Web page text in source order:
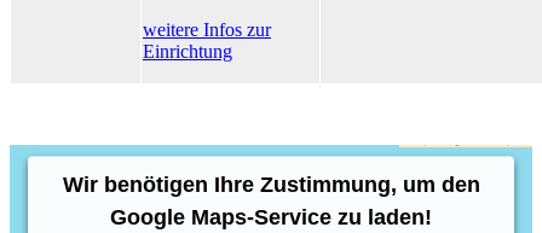
weitere Infos zur
Einrichtung
Wir benötigen Ihre Zustimmung, um den
Google Maps-Service zu laden!